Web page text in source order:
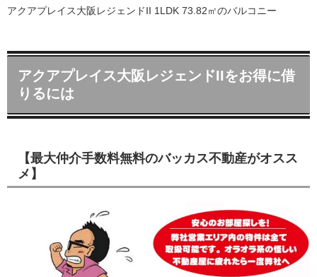
アクアプレイス大阪レジェンドII 1LDK 73.82㎡のバルコニー
アクアプレイス大阪レジェンドIIをお得に借
りるには
【最大仲介手数料無料のバッカス不動産がオスス
メ】